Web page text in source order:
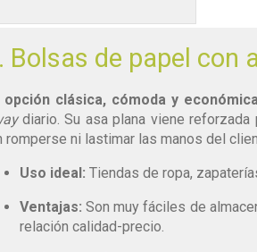
Bolsas de papel con
opción clásica, cómoda y
diario. Su asa plana viene
romperse ni lastimar las manos del
Uso ideal: Tiendas de ropa,
Ventajas: Son muy fáciles de
relación calidad-precio.